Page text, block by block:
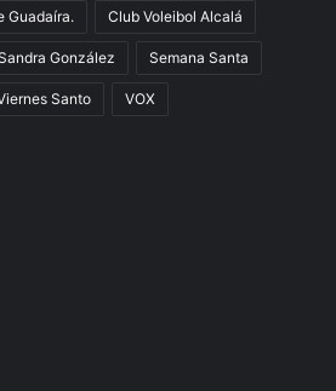
Guadaíra. Club Voleibol Alcalá
González Semana Santa
Santo VOX